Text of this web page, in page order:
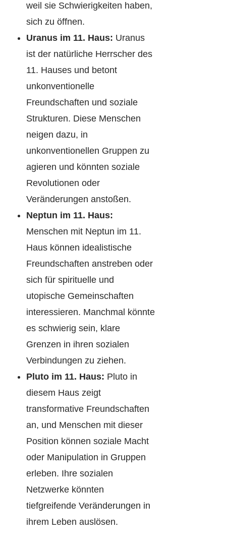
weil sie Schwierigkeiten haben,
sich zu öffnen.
Uranus im 11. Haus: Uranus
ist der natürliche Herrscher des
11. Hauses und betont
unkonventionelle
Freundschaften und soziale
Strukturen. Diese Menschen
neigen dazu, in
unkonventionellen Gruppen zu
agieren und könnten soziale
Revolutionen oder
Veränderungen anstoßen.
Neptun im 11. Haus:
Menschen mit Neptun im 11.
Haus können idealistische
Freundschaften anstreben oder
sich für spirituelle und
utopische Gemeinschaften
interessieren. Manchmal könnte
es schwierig sein, klare
Grenzen in ihren sozialen
Verbindungen zu ziehen.
Pluto im 11. Haus: Pluto in
diesem Haus zeigt
transformative Freundschaften
an, und Menschen mit dieser
Position können soziale Macht
oder Manipulation in Gruppen
erleben. Ihre sozialen
Netzwerke könnten
tiefgreifende Veränderungen in
ihrem Leben auslösen.